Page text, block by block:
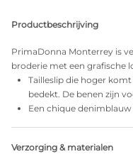
Productbeschrijving
PrimaDonna Monterrey is
broderie met een grafische
Tailleslip die hoger
bedekt. De benen zijn
Een chique
Verzorging & materialen